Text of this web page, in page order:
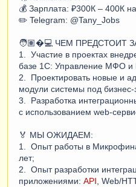
💰 Зарплата: ₽300К – 400К
✏️ Telegram: @Tany_Jobs
🧑🏽�💻 ЧЕМ ПРЕДСТОИТ
1. Участие в проектах
базе 1С: Управление МФО и
2. Проектировать новые и
модули системы под бизнес-
3. Разработка
с использованием web-
🏅 МЫ ОЖИДАЕМ:
1. Опыт работы в
лет;
2. Опыт разработки
приложениями: API , Web/